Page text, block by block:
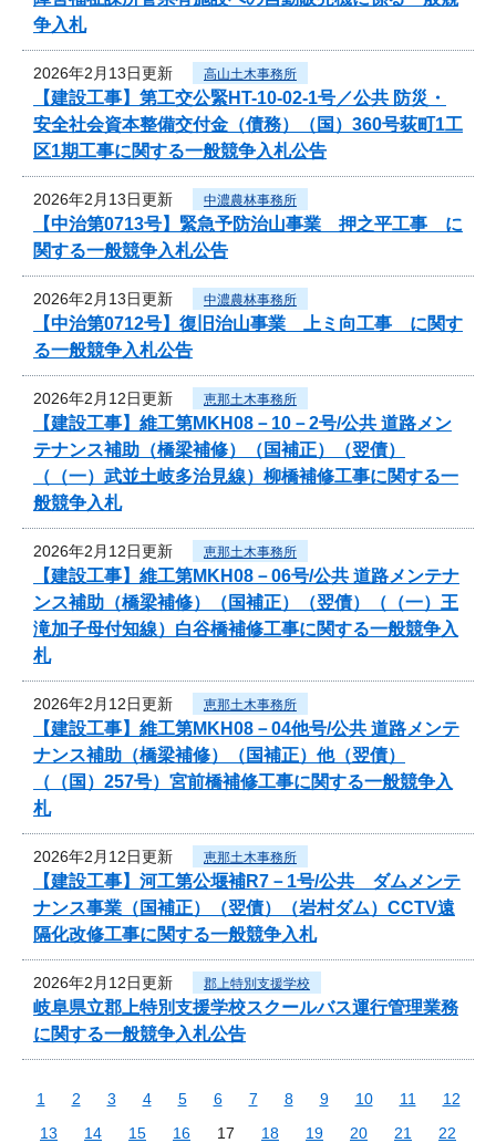
争入札
2026年2月13日更新 高山土木事務所
【建設工事】第工交公緊HT-10-02-1号／公共 防災・
安全社会資本整備交付金（債務）（国）360号荻町1工
区1期工事に関する一般競争入札公告
2026年2月13日更新 中濃農林事務所
【中治第0713号】緊急予防治山事業 押之平工事 に
関する一般競争入札公告
2026年2月13日更新 中濃農林事務所
【中治第0712号】復旧治山事業 上ミ向工事 に関す
る一般競争入札公告
2026年2月12日更新 恵那土木事務所
【建設工事】維工第MKH08－10－2号/公共 道路メン
テナンス補助（橋梁補修）（国補正）（翌債）
（（一）武並土岐多治見線）柳橋補修工事に関する一
般競争入札
2026年2月12日更新 恵那土木事務所
【建設工事】維工第MKH08－06号/公共 道路メンテナ
ンス補助（橋梁補修）（国補正）（翌債）（（一）王
滝加子母付知線）白谷橋補修工事に関する一般競争入
札
2026年2月12日更新 恵那土木事務所
【建設工事】維工第MKH08－04他号/公共 道路メンテ
ナンス補助（橋梁補修）（国補正）他（翌債）
（（国）257号）宮前橋補修工事に関する一般競争入
札
2026年2月12日更新 恵那土木事務所
【建設工事】河工第公堰補R7－1号/公共 ダムメンテ
ナンス事業（国補正）（翌債）（岩村ダム）CCTV遠
隔化改修工事に関する一般競争入札
2026年2月12日更新 郡上特別支援学校
岐阜県立郡上特別支援学校スクールバス運行管理業務
に関する一般競争入札公告
1 2 3 4 5 6 7 8 9 10 11
12
13
14 15 16 17 18 19 20 21
22